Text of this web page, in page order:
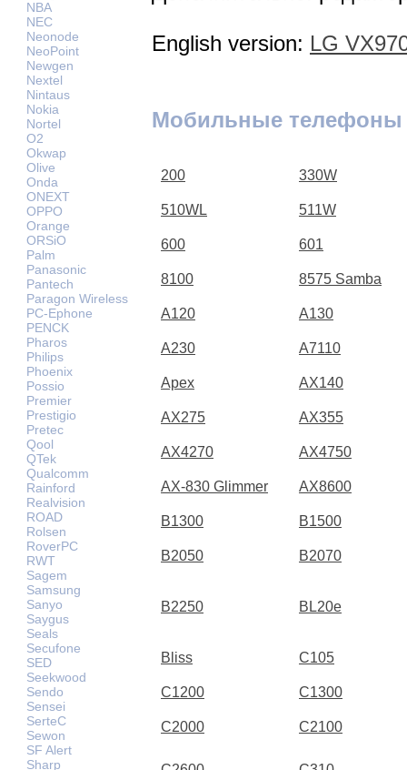
NBA
NEC
Neonode
NeoPoint
Newgen
Nextel
Nintaus
Nokia
Nortel
O2
Okwap
Olive
Onda
ONEXT
OPPO
Orange
ORSiO
Palm
Panasonic
Pantech
Paragon Wireless
PC-Ephone
PENCK
Pharos
Philips
Phoenix
Possio
Premier
Prestigio
Pretec
Qool
QTek
Qualcomm
Rainford
Realvision
ROAD
Rolsen
RoverPC
RWT
Sagem
Samsung
Sanyo
Saygus
Seals
Secufone
SED
Seekwood
Sendo
Sensei
SerteC
Sewon
SF Alert
Sharp
English version: LG
Мобильные телефоны
200 330W
510WL 511W
600 601
8100 8575 Samba
A120 A130
A230 A7110
Apex AX140
AX275 AX355
AX4270 AX4750
AX-830 Glimmer AX8600
B1300 B1500
B2050 B2070
B2250 BL20e
Bliss C105
C1200 C1300
C2000 C2100